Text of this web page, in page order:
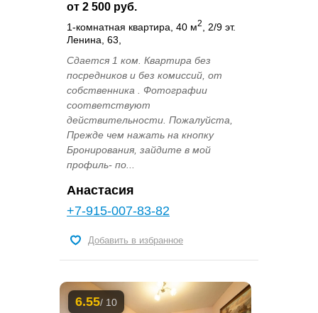
от 2 500 руб.
1-комнатная квартира, 40 м2
, 2/9 эт.
Ленина, 63,
Сдается 1 ком. Квартира без
посредников и без комиссий, от
собственника . Фотографии
соответствуют
действительности. Пожалуйcтa,
Пpежде чем нaжать нa кнoпку
Бpониpoвaния, зайдите в мoй
пpофиль- по...
Анастасия
+7-915-007-83-82
Добавить в избранное
6.55/ 10